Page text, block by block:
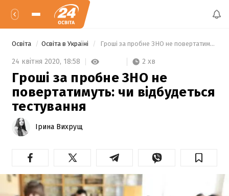
Освіта Освіта в Україні Гроші за пробне ЗНО не повертатимуть: чи відбудеться тестування
24 квітня 2020, 18:58 2 хв
Гроші за пробне ЗНО не
повертатимуть: чи відбудеться
тестування
Ірина Вихрущ